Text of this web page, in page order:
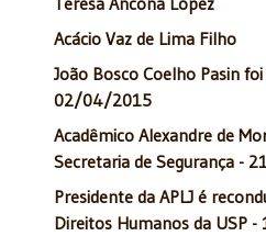
Acácio Vaz de Lima Filho
João Bosco Coelho Pasin
02/04/2015
Acadêmico Alexandre de
Secretaria de Segurança -
Presidente da APLJ é
Direitos Humanos da USP